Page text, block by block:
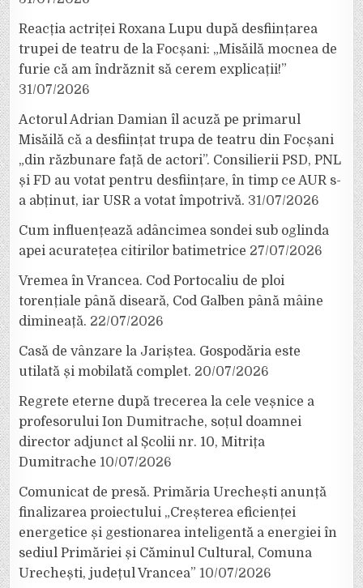
Reacția actriței Roxana Lupu după desființarea
trupei de teatru de la Focșani: „Misăilă mocnea de
furie că am îndrăznit să cerem explicații!”
31/07/2026
Actorul Adrian Damian îl acuză pe primarul
Misăilă că a desființat trupa de teatru din Focșani
„din răzbunare față de actori”. Consilierii PSD, PNL
și FD au votat pentru desființare, în timp ce AUR s-
a abținut, iar USR a votat împotrivă. 31/07/2026
Cum influențează adâncimea sondei sub oglinda
apei acuratețea citirilor batimetrice 27/07/2026
Vremea în Vrancea. Cod Portocaliu de ploi
torențiale până diseară, Cod Galben până mâine
dimineață. 22/07/2026
Casă de vânzare la Jariștea. Gospodăria este
utilată și mobilată complet. 20/07/2026
Regrete eterne după trecerea la cele veșnice a
profesorului Ion Dumitrache, soțul doamnei
director adjunct al Școlii nr. 10, Mitrița
Dumitrache 10/07/2026
Comunicat de presă. Primăria Urechești anunță
finalizarea proiectului „Creșterea eficienței
energetice și gestionarea inteligentă a energiei în
sediul Primăriei și Căminul Cultural, Comuna
Urechești, județul Vrancea” 10/07/2026